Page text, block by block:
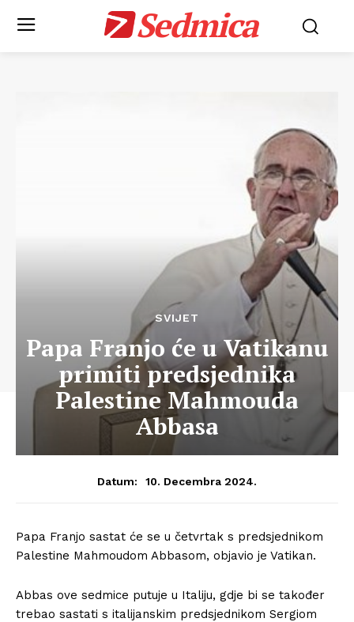
Sedmica
SVIJET
Papa Franjo će u Vatikanu
primiti predsjednika
Palestine Mahmouda
Abbasa
Datum: 10. Decembra 2024.
Papa Franjo sastat će se u četvrtak s predsjednikom
Palestine Mahmoudom Abbasom, objavio je Vatikan.
Abbas ove sedmice putuje u Italiju, gdje bi se također
trebao sastati s italijanskim predsjednikom Sergiom